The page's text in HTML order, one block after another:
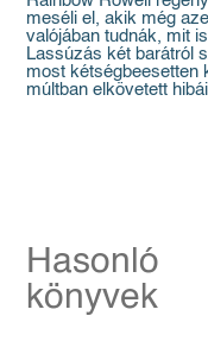
meséli el, akik még
valójában tudnák, mit
Lassúzás két barátról
most kétségbeesetten
múltban elkövetett
Hasonló
könyvek